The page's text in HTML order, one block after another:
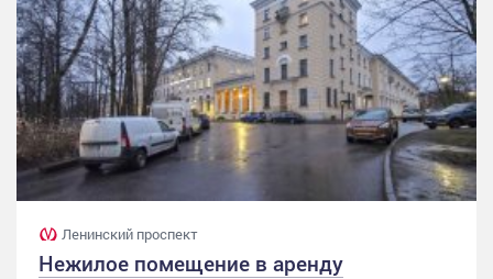
Ленинский проспект
Нежилое помещение в аренду